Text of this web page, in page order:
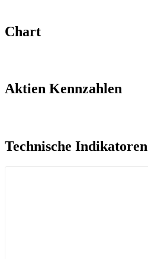
Chart
Aktien Kennzahlen​
Technische Indikatoren​